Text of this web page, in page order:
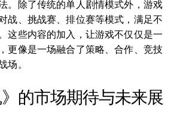
。除了传统的单人剧情模式外，游戏
战、挑战赛、排位赛等模式，满足不
这些内容的加入，让游戏不仅仅是一
更像是一场融合了策略、合作、竞技
场。
》的市场期待与未来展